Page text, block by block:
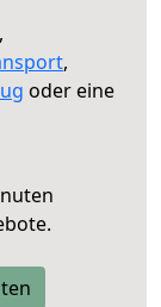
,
,
oder eine